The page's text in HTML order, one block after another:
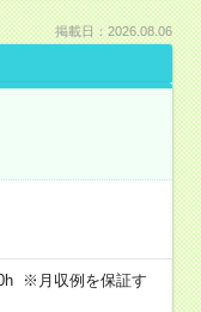
掲載日：2026.08.06
※月収例を保証す